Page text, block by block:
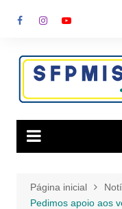
para
conteúdo
Página inicial
Pedimos apoio aos